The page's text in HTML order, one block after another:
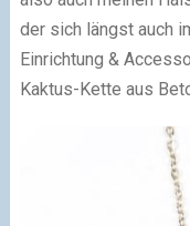
der sich längst auch
Einrichtung &
Kaktus-Kette aus